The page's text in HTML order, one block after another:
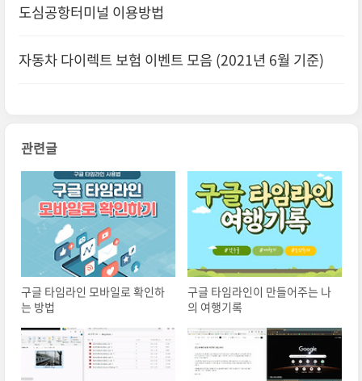
도심공항터미널 이용방법
자동차 다이렉트 보험 이벤트 모음 (2021년 6월 기준)
관련글
구글 타임라인 모바일로 확인하
는 방법
구글 타임라인이 만들어주는 나
의 여행기록